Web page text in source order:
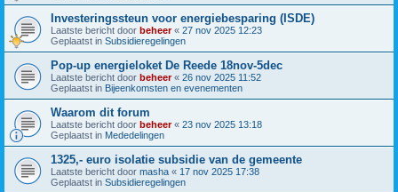
Investeringssteun voor energiebesparing (ISDE)
Laatste bericht door beheer« 27 nov 2025 12:23
Geplaatst in Subsidieregelingen
Pop-up energieloket De Reede 18nov-5dec
Laatste bericht door beheer« 26 nov 2025 11:52
Geplaatst in Bijeenkomsten en evenementen
Waarom dit forum
Laatste bericht door beheer« 23 nov 2025 13:18
Geplaatst in Mededelingen
1325,- euro isolatie subsidie van de gemeente
Laatste bericht door masha « 17 nov 2025 17:38
Geplaatst in Subsidieregelingen